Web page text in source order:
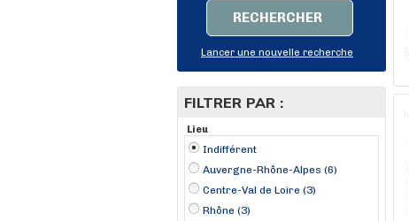
RECHERCHER
Lancer une nouvelle recherche
FILTRER PAR :
Lieu
Indifférent
Auvergne-Rhône-Alpes (6)
Centre-Val de Loire (3)
Rhône (3)